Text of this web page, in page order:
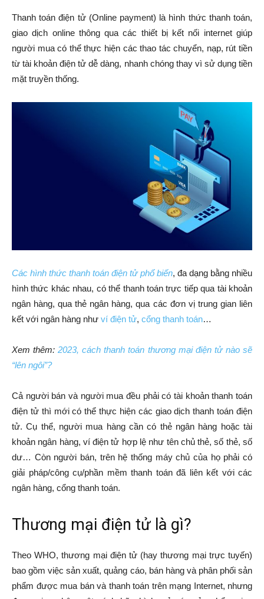
Thanh toán điện tử (Online payment) là hình thức thanh toán,
giao dịch online thông qua các thiết bị kết nối internet giúp
người mua có thể thực hiện các thao tác chuyển, nạp, rút tiền
từ tài khoản điện tử dễ dàng, nhanh chóng thay vì sử dụng tiền
mặt truyền thống.
Các hình thức thanh toán điện tử phổ biến, đa dạng bằng nhiều
hình thức khác nhau, có thể thanh toán trực tiếp qua tài khoản
ngân hàng, qua thẻ ngân hàng, qua các đơn vị trung gian liên
kết với ngân hàng như ví điện tử, cổng thanh toán…
Xem thêm:2023, cách thanh toán thương mại điện tử nào sẽ
“lên ngôi”?
Cả người bán và người mua đều phải có tài khoản thanh toán
điện tử thì mới có thể thực hiện các giao dịch thanh toán điện
tử. Cụ thể, người mua hàng cần có thẻ ngân hàng hoặc tài
khoản ngân hàng, ví điện tử hợp lệ như tên chủ thẻ, số thẻ, số
dư… Còn người bán, trên hệ thống máy chủ của họ phải có
giải pháp/công cụ/phần mềm thanh toán đã liên kết với các
ngân hàng, cổng thanh toán.
Thương mại điện tử là gì?
Theo WHO, thương mại điện tử (hay thương mại trực tuyến)
bao gồm việc sản xuất, quảng cáo, bán hàng và phân phối sản
phẩm được mua bán và thanh toán trên mạng Internet, nhưng